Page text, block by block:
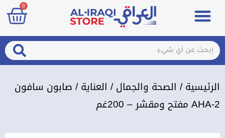
Menu
0
Search
الرئيسية/ الصحة والجمال/ العناية/ صابون سافون
AHA-2 مفتح ومقشر – 200غم